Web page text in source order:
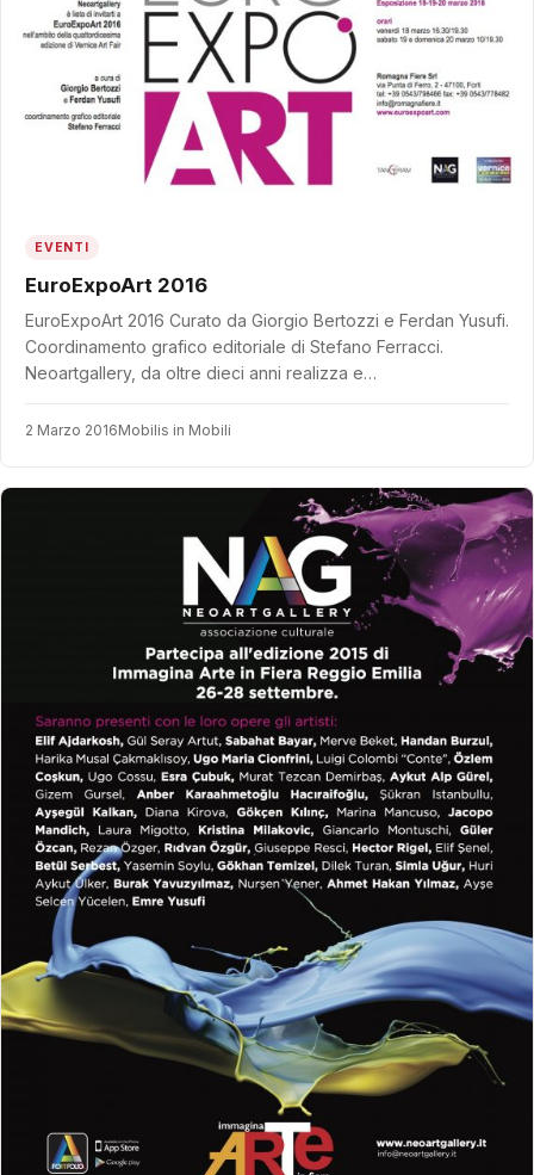
EVENTI
EuroExpoArt 2016
EuroExpoArt 2016 Curato da Giorgio Bertozzi e Ferdan Yusufi.
Coordinamento grafico editoriale di Stefano Ferracci.
Neoartgallery, da oltre dieci anni realizza e…
2 Marzo 2016Mobilis in Mobili